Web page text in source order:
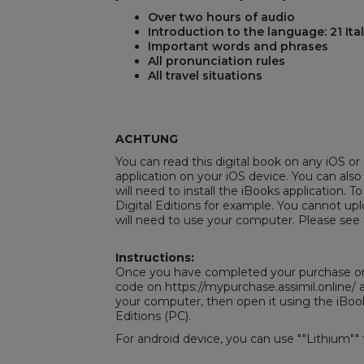
Over two hours of audio
Introduction to the language: 21
Important words and phrases
All pronunciation rules
All travel situations
ACHTUNG
You can read this digital book on any iOS
application on your iOS device. You can
will need to install the iBooks application.
Digital Editionsfor example. You cannot
will need to use your computer. Please
Instructions:
Once you have completed your purchase
code on https://
your computer, then open it using the
Editions(PC).
For android device, you can use ""Lithium""